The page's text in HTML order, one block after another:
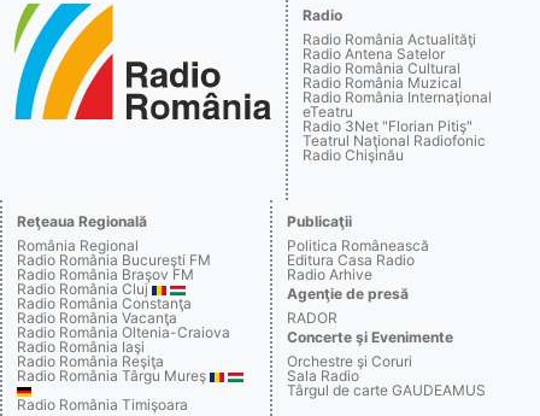
Radio
Radio România Actualităţi
Radio Antena Satelor
Radio România Cultural
Radio România Muzical
Radio România Internaţional
eTeatru
Radio 3Net "Florian Pitiş"
Teatrul Naţional Radiofonic
Radio Chişinău
Reţeaua Regională
România Regional
Radio România Bucureşti FM
Radio România Braşov FM
Radio România Cluj
Radio România Constanţa
Radio România Vacanţa
Radio România Oltenia-Craiova
Radio România Iaşi
Radio România Reşiţa
Radio România Târgu Mureş
Radio România Timişoara
Publicaţii
Politica Românească
Editura Casa Radio
Radio Arhive
Agenţie de presă
RADOR
Concerte şi Evenimente
Orchestre şi Coruri
Sala Radio
Târgul de carte GAUDEAMUS